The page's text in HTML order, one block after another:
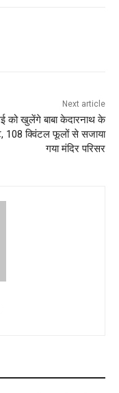
Next article
को खुलेंगे बाबा केदारनाथ के
108 क्विंटल फूलों से सजाया
गया मंदिर परिसर